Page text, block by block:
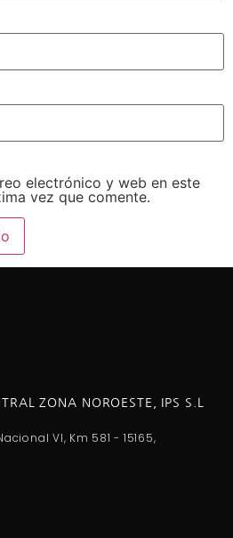
electrónico y web en este
vez que comente.
ZONA NOROESTE, IPS S.L
VI, Km 581 - 15165,